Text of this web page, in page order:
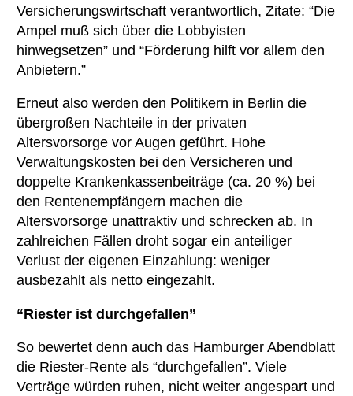
Versicherungswirtschaft verantwortlich, Zitate: “Die
Ampel muß sich über die Lobbyisten
hinwegsetzen” und “Förderung hilft vor allem den
Anbietern.”
Erneut also werden den Politikern in Berlin die
übergroßen Nachteile in der privaten
Altersvorsorge vor Augen geführt. Hohe
Verwaltungskosten bei den Versicheren und
doppelte Krankenkassenbeiträge (ca. 20 %) bei
den Rentenempfängern machen die
Altersvorsorge unattraktiv und schrecken ab. In
zahlreichen Fällen droht sogar ein anteiliger
Verlust der eigenen Einzahlung: weniger
ausbezahlt als netto eingezahlt.
“Riester ist durchgefallen”
So bewertet denn auch das Hamburger Abendblatt
die Riester-Rente als “durchgefallen”. Viele
Verträge würden ruhen, nicht weiter angespart und